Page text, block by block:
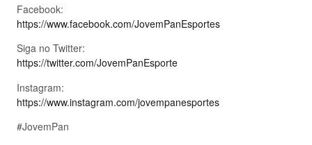
Facebook:
https://www.facebook.com/JovemPanEsportes
Siga no Twitter:
https://twitter.com/JovemPanEsporte
Instagram:
https://www.instagram.com/jovempanesportes
#JovemPan